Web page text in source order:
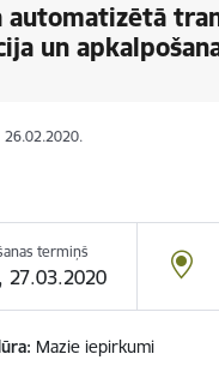
automatizētā
un
26.02.2020.
termiņš
27.03.2020
Mazie iepirkumi